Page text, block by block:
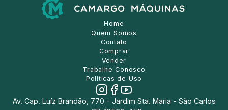
Home
Quem Somos
Contato
Comprar
Vender
Trabalhe Conosco
Políticas de Uso
Av. Cap. Luíz Brandão, 770 - Jardim Sta. Maria - São Carlos